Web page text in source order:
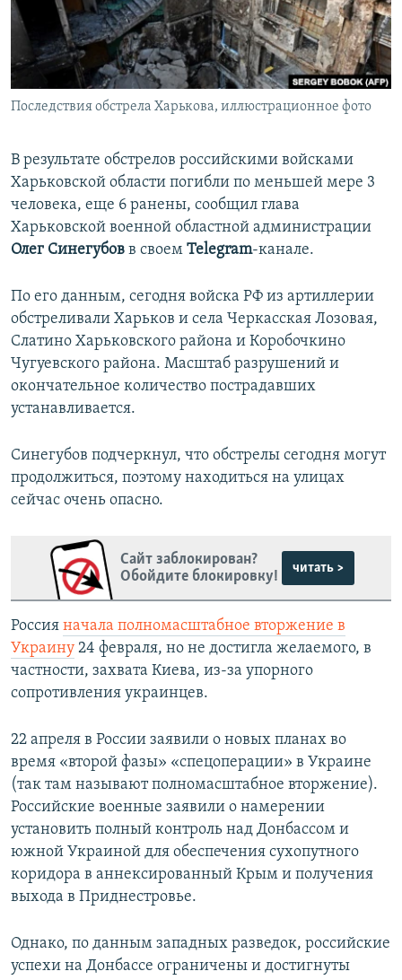
ПОБЕДИТЕЛЕЙ НЕ СУДЯТ?
КРЫМ.НЕПОКОРЕННЫЙ
УКРАИНСКАЯ ПРОБЛЕМА КРЫМА
ПРИСОЕДИНЯЙТЕСЬ!
Последствия обстрела Харькова, иллюстрационное фото
В результате обстрелов российскими войсками
Харьковской области погибли по меньшей мере 3
человека, еще 6 ранены, сообщил глава
Харьковской военной областной администрации
Олег Синегубов в своем Telegram-канале.
По его данным, сегодня войска РФ из артиллерии
обстреливали Харьков и села Черкасская Лозовая,
Слатино Харьковского района и Коробочкино
Чугуевского района. Масштаб разрушений и
окончательное количество пострадавших
устанавливается.
Синегубов подчеркнул, что обстрелы сегодня могут
продолжиться, поэтому находиться на улицах
сейчас очень опасно.
Сайт заблокирован?
Обойдите блокировку!
читать >
Россия начала полномасштабное вторжение в
Украину 24 февраля, но не достигла желаемого, в
частности, захвата Киева, из-за упорного
сопротивления украинцев.
22 апреля в России заявили о новых планах во
время «второй фазы» «спецоперации» в Украине
(так там называют полномасштабное вторжение).
Российские военные заявили о намерении
установить полный контроль над Донбассом и
южной Украиной для обеспечения сухопутного
коридора в аннексированный Крым и получения
выхода в Приднестровье.
Однако, по данным западных разведок, российские
успехи на Донбассе ограничены и достигнуты